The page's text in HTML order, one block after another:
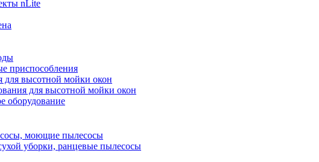
nLite
приспособления
для высотной мойки окон
для высотной мойки окон
оборудование
моющие пылесосы
уборки, ранцевые пылесосы